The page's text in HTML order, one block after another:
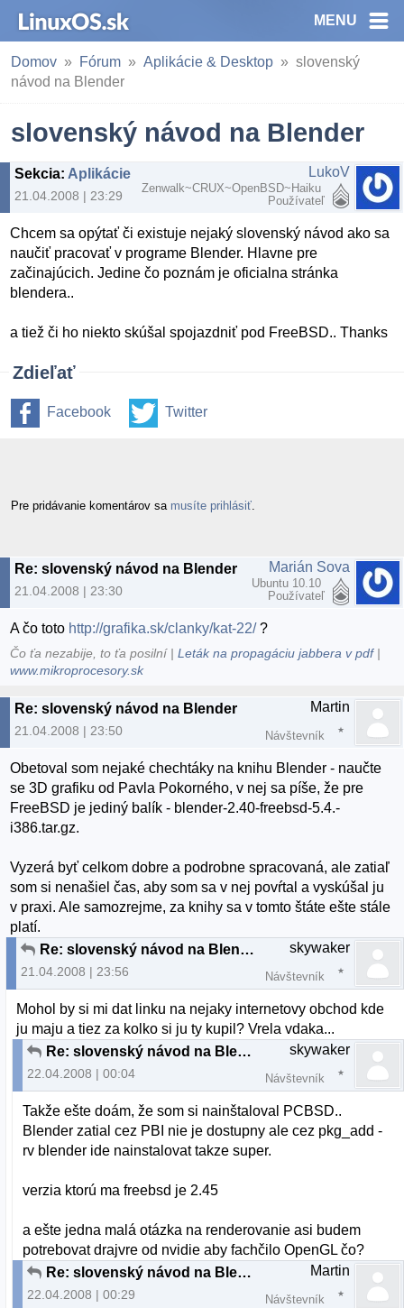
MENU
Domov Fórum Aplikácie & Desktop
slovenský
návod na Blender
slovenský návod na Blender
Sekcia: Aplikácie & Desktop
21.04.2008 | 23:29
LukoV
Zenwalk~CRUX~OpenBSD~Haiku
Používateľ
Chcem sa opýtať či existuje nejaký slovenský návod ako sa
naučiť pracovať v programe Blender. Hlavne pre
začinajúcich. Jedine čo poznám je oficialna stránka
blendera..
a tiež či ho niekto skúšal spojazdniť pod FreeBSD.. Thanks
Zdieľať
Facebook Twitter
Pre pridávanie komentárov sa musíte prihlásiť
Re: slovenský návod na Blender
21.04.2008 | 23:30
Marián Sova
Ubuntu 10.10
Používateľ
A čo toto http://grafika.sk/clanky/kat-22/?
Čo ťa nezabije, to ťa posilní |Leták na propagáciu jabbera v pdf|
www.mikroprocesory.sk
Re: slovenský návod na Blender
21.04.2008 | 23:50
Martin
Návštevník
Obetoval som nejaké chechtáky na knihu Blender - naučte
se 3D grafiku od Pavla Pokorného, v nej sa píše, že pre
FreeBSD je jediný balík - blender-2.40-freebsd-5.4.-
i386.tar.gz.
Vyzerá byť celkom dobre a podrobne spracovaná, ale zatiaľ
som si nenašiel čas, aby som sa v nej povŕtal a vyskúšal ju
v praxi. Ale samozrejme, za knihy sa v tomto štáte ešte stále
platí.
Re: slovenský návod na Blender
21.04.2008 | 23:56
skywaker
Návštevník
Mohol by si mi dat linku na nejaky internetovy obchod kde
ju maju a tiez za kolko si ju ty kupil? Vrela vdaka...
Re: slovenský návod na Blender
22.04.2008 | 00:04
skywaker
Návštevník
Takže ešte doám, že som si nainštaloval PCBSD..
Blender zatial cez PBI nie je dostupny ale cez pkg_add -
rv blender ide nainstalovat takze super.
verzia ktorú ma freebsd je 2.45
a ešte jedna malá otázka na renderovanie asi budem
potrebovat drajvre od nvidie aby fachčilo OpenGL čo?
Re: slovenský návod na Blender
22.04.2008 | 00:29
Martin
Návštevník